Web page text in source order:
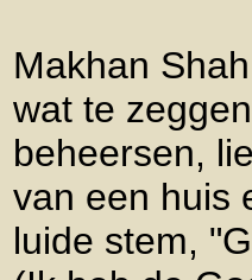
Makhan
wat te
beheersen,
van een huis
luide stem,